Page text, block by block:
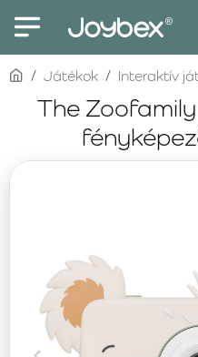
The
homeJátékok Interaktív